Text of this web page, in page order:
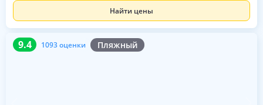
Найти цены
9.4 1093 оценки Пляжный
9.4 1093 оценки